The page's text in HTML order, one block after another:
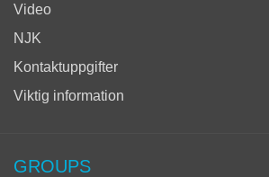
Video
NJK
Kontaktuppgifter
Viktig information
GROUPS